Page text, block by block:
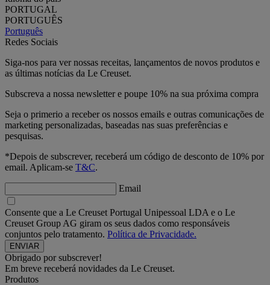
PORTUGAL
PORTUGUÊS
Português
Redes Sociais
Siga-nos para ver nossas receitas, lançamentos de novos produtos e
as últimas notícias da Le Creuset.
Subscreva a nossa newsletter e poupe 10% na sua próxima compra
Seja o primerio a receber os nossos emails e outras comunicações de
marketing personalizadas, baseadas nas suas preferências e
pesquisas.
*Depois de subscrever, receberá um código de desconto de 10% por
email. Aplicam-se T&C.
Email
Consente que a Le Creuset Portugal Unipessoal LDA e o Le
Creuset Group AG giram os seus dados como responsáveis
conjuntos pelo tratamento. Política de Privacidade.
Obrigado por subscrever!
Em breve receberá novidades da Le Creuset.
Produtos